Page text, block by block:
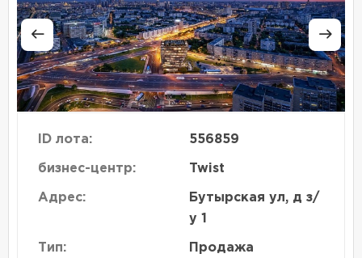
ID лота: 556859
бизнес-центр: Twist
Адрес:
Бутырская ул, д з/
у 1
Тип: Продажа